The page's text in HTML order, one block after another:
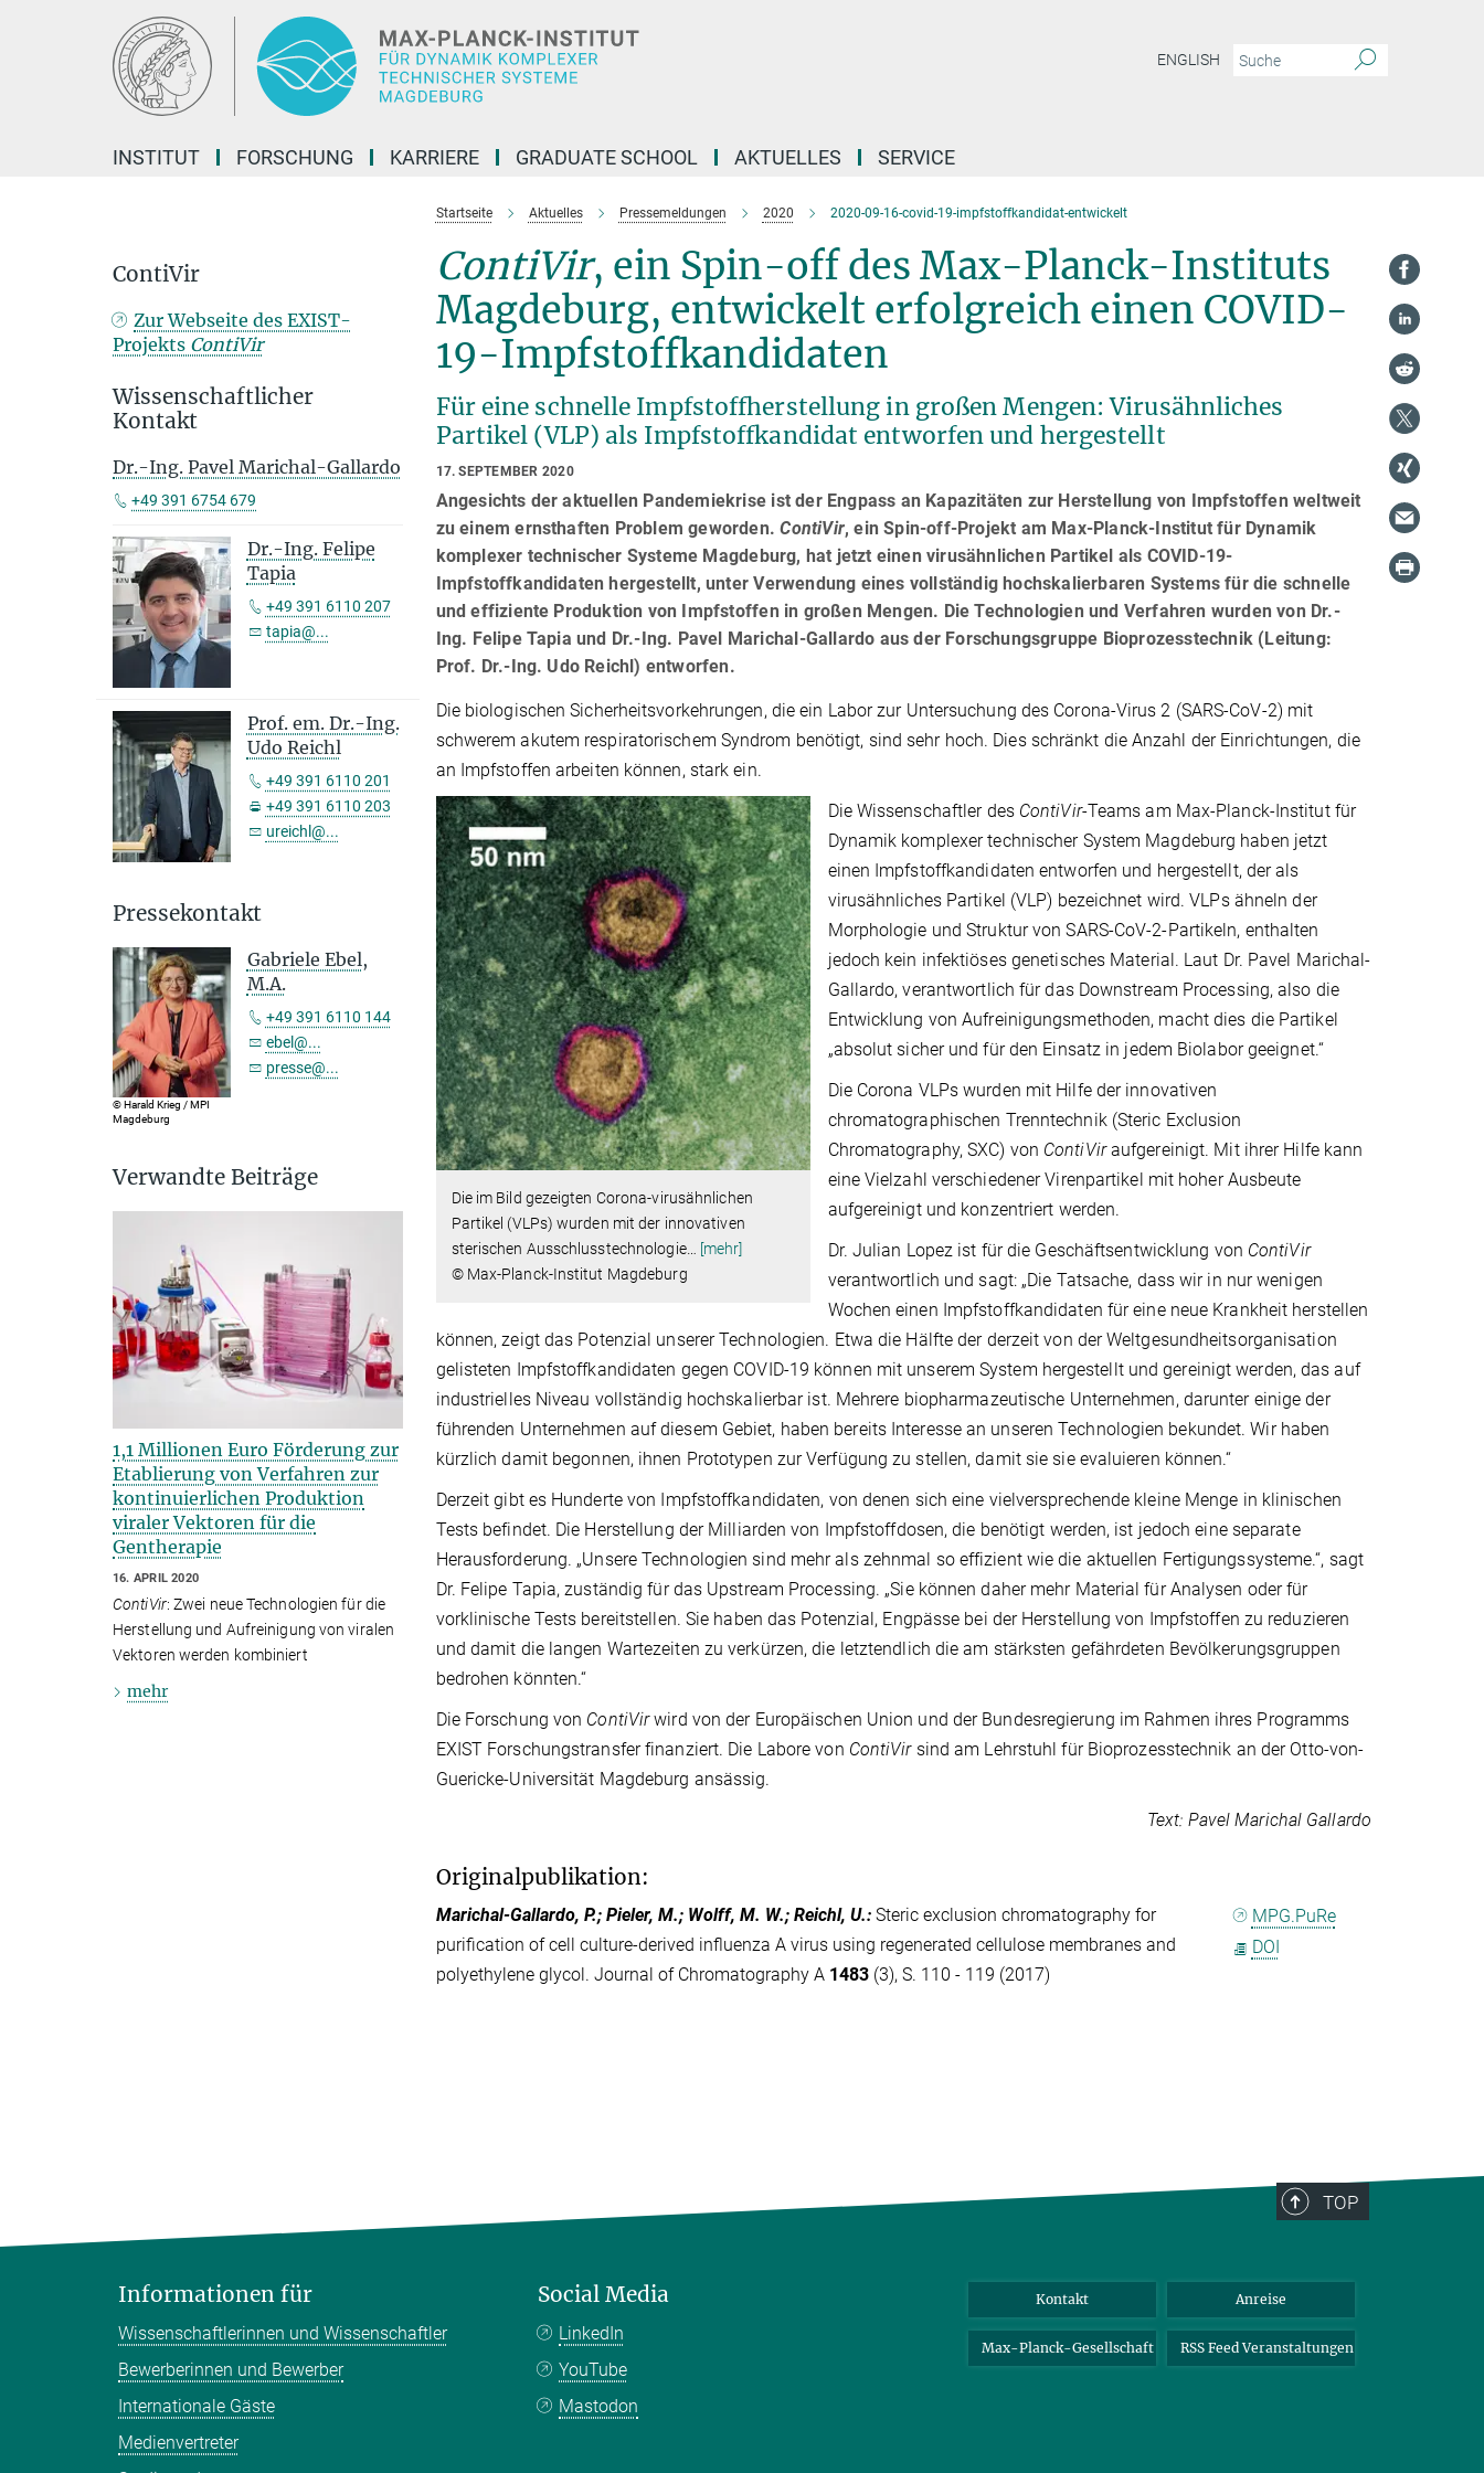
ENGLISH
INSTITUT FORSCHUNG KARRIERE GRADUATE SCHOOL AKTUELLES SERVICE
Startseite Aktuelles Pressemeldungen 2020 2020-09-16-covid-19-impfstoffkandidat-entwickelt
ContiVir, ein Spin-off des Max-Planck-Instituts
Magdeburg, entwickelt erfolgreich einen COVID-
19-Impfstoffkandidaten
Für eine schnelle Impfstoffherstellung in großen Mengen: Virusähnliches
Partikel (VLP) als Impfstoffkandidat entworfen und hergestellt
17. SEPTEMBER 2020
Angesichts der aktuellen Pandemiekrise ist der Engpass an Kapazitäten zur Herstellung von Impfstoffen weltweit
zu einem ernsthaften Problem geworden.ContiVir, ein Spin-off-Projekt am Max-Planck-Institut für Dynamik
komplexer technischer Systeme Magdeburg, hat jetzt einen virusähnlichen Partikel als COVID-19-
Impfstoffkandidaten hergestellt, unter Verwendung eines vollständig hochskalierbaren Systems für die schnelle
und effiziente Produktion von Impfstoffen in großen Mengen. Die Technologien und Verfahren wurden von Dr.-
Ing. Felipe Tapia und Dr.-Ing. Pavel Marichal-Gallardo aus der Forschungsgruppe Bioprozesstechnik (Leitung:
Prof. Dr.-Ing. Udo Reichl) entworfen.
Die biologischen Sicherheitsvorkehrungen, die ein Labor zur Untersuchung des Corona-Virus 2 (SARS-CoV-2) mit
schwerem akutem respiratorischem Syndrom benötigt, sind sehr hoch. Dies schränkt die Anzahl der Einrichtungen, die
an Impfstoffen arbeiten können, stark ein.
Die im Bild gezeigten Corona-virusähnlichen
Partikel (VLPs) wurden mit der innovativen
sterischen Ausschlusstechnologie…
[mehr]
© Max-Planck-Institut Magdeburg
Die Wissenschaftler des ContiVir-Teams am Max-Planck-Institut für
Dynamik komplexer technischer System Magdeburg haben jetzt
einen Impfstoffkandidaten entworfen und hergestellt, der als
virusähnliches Partikel (VLP) bezeichnet wird. VLPs ähneln der
Morphologie und Struktur von SARS-CoV-2-Partikeln, enthalten
jedoch kein infektiöses genetisches Material. Laut Dr. Pavel Marichal-
Gallardo, verantwortlich für das Downstream Processing, also die
Entwicklung von Aufreinigungsmethoden, macht dies die Partikel
„absolut sicher und für den Einsatz in jedem Biolabor geeignet.“
Die Corona VLPs wurden mit Hilfe der innovativen
chromatographischen Trenntechnik (Steric Exclusion
Chromatography, SXC) von ContiViraufgereinigt. Mit ihrer Hilfe kann
eine Vielzahl verschiedener Virenpartikel mit hoher Ausbeute
aufgereinigt und konzentriert werden.
Dr. Julian Lopez ist für die Geschäftsentwicklung von ContiVir
verantwortlich und sagt: „Die Tatsache, dass wir in nur wenigen
Wochen einen Impfstoffkandidaten für eine neue Krankheit herstellen
können, zeigt das Potenzial unserer Technologien. Etwa die Hälfte der derzeit von der Weltgesundheitsorganisation
gelisteten Impfstoffkandidaten gegen COVID-19 können mit unserem System hergestellt und gereinigt werden, das auf
industrielles Niveau vollständig hochskalierbar ist. Mehrere biopharmazeutische Unternehmen, darunter einige der
führenden Unternehmen auf diesem Gebiet, haben bereits Interesse an unseren Technologien bekundet. Wir haben
kürzlich damit begonnen, ihnen Prototypen zur Verfügung zu stellen, damit sie sie evaluieren können.“
Derzeit gibt es Hunderte von Impfstoffkandidaten, von denen sich eine vielversprechende kleine Menge in klinischen
Tests befindet. Die Herstellung der Milliarden von Impfstoffdosen, die benötigt werden, ist jedoch eine separate
Herausforderung. „Unsere Technologien sind mehr als zehnmal so effizient wie die aktuellen Fertigungssysteme.“, sagt
Dr. Felipe Tapia, zuständig für das Upstream Processing. „Sie können daher mehr Material für Analysen oder für
vorklinische Tests bereitstellen. Sie haben das Potenzial, Engpässe bei der Herstellung von Impfstoffen zu reduzieren
und damit die langen Wartezeiten zu verkürzen, die letztendlich die am stärksten gefährdeten Bevölkerungsgruppen
bedrohen könnten.“
Die Forschung von ContiVirwird von der Europäischen Union und der Bundesregierung im Rahmen ihres Programms
EXIST Forschungstransfer finanziert. Die Labore von ContiVirsind am Lehrstuhl für Bioprozesstechnik an der Otto-von-
Guericke-Universität Magdeburg ansässig.
Text: Pavel Marichal Gallardo
Originalpublikation:
Marichal-Gallardo, P.; Pieler, M.; Wolff, M. W.; Reichl, U.: Steric exclusion chromatography for
purification of cell culture-derived influenza A virus using regenerated cellulose membranes and
polyethylene glycol. Journal of Chromatography A 1483(3), S. 110 - 119 (2017)
MPG.PuRe
DOI
ContiVir
Zur Webseite des EXIST-
Projekts ContiVir
Wissenschaftlicher
Kontakt
Dr.-Ing. Pavel Marichal-Gallardo
+49 391 6754 679
Dr.-Ing. Felipe
Tapia
+49 391 6110 207
tapia@...
Prof. em. Dr.-Ing.
Udo Reichl
+49 391 6110 201
+49 391 6110 203
ureichl@...
Pressekontakt
© Harald Krieg / MPI
Magdeburg
Gabriele Ebel,
M.A.
+49 391 6110 144
ebel@...
presse@...
Verwandte Beiträge
1,1 Millionen Euro Förderung zur
Etablierung von Verfahren zur
kontinuierlichen Produktion
viraler Vektoren für die
Gentherapie
16. APRIL 2020
ContiVir: Zwei neue Technologien für die
Herstellung und Aufreinigung von viralen
Vektoren werden kombiniert
mehr
TOP
Informationen für
Wissenschaftlerinnen und Wissenschaftler
Bewerberinnen und Bewerber
Internationale Gäste
Medienvertreter
Social Media
LinkedIn
YouTube
Mastodon
Kontakt Anreise
Max-Planck-Gesellschaft RSS Feed Veranstaltungen